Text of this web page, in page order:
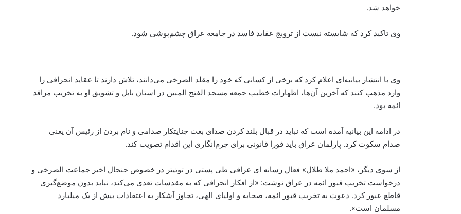
خواهد شد.
وی تاکید کرد که شایسته نیست از ترویج عقاید فاسد در جامعه عراق چشم‌پوشی شود.
وی با انتشار بیانیه‌ای اعلام کرد که برخی از کسانی که خود را مقلد الصرخی می‌دانند، تلاش دارند تا عقاید انحرافی را
وارد مذهب کنند که آخرین آن‌ها، اظهارات خطیب جمعه مسجد الفتح المبین در استان بابل و تشویق او به تخریب مراقد
ائمه بود.
در ادامه این بیانیه آمده است که نباید در قبال بلند کردن صدای بعث جنایتکار صدامی و نام بردن از رئیس آن یعنی
صدام سکوت کرد. پارلمان عراق باید فورا قانونی برای جرم‌انگاری این اقدام تصویب کند.
از سوی دیگر، «احمد ملا طلال» فعال رسانه ای عراقی طی پستی در توئیتر در خصوص جنجال اخیر جماعت الصرخی و
درخواست تخریب قبور ائمه در عراق نوشت: «از افکار انحرافی که به مقدسات تعدی می‌کند، نباید بدون موضع‌گیری
قاطع عبور کرد. دعوت به تخریب قبور ائمه، صحابه و اولیای الهی، تجاوز آشکار به اعتقادات بیش از یک میلیارد
مسلمان است».